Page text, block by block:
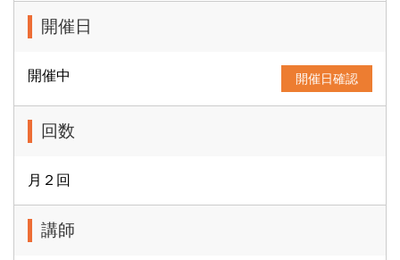
開催日
開催中 開催日確認
回数
月２回
講師